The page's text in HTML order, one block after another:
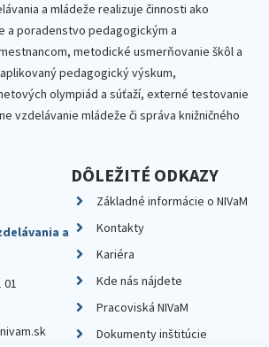
a mládeže realizuje činnosti ako
a poradenstvo pedagogickým a
metodické usmerňovanie škôl a
pedagogický výskum,
olympiád a súťaží, externé testovanie
vzdelávanie mládeže či správa knižničného
a
01
DÔLEŽITÉ ODKAZY
Základné informácie o NIVaM
Kontakty
Kariéra
Kde nás nájdete
Pracoviská NIVaM
Dokumenty inštitúcie